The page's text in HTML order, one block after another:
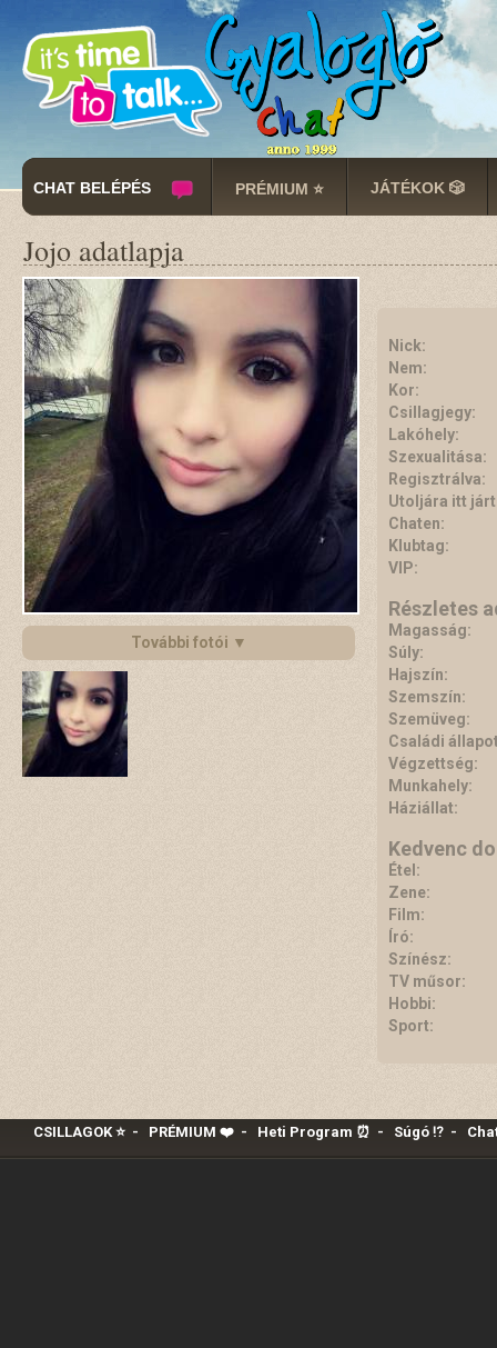
CHAT BELÉPÉS PRÉMIUM ⭐ JÁTÉKOK 🎲
Jojo adatlapja
További fotói ▼
Nick:
Nem:
Kor:
Csillagjegy:
Lakóhely:
Szexualitása:
Regisztrálva:
Utoljára itt
Chaten:
Klubtag:
VIP:
Részletes
Magasság:
Súly:
Hajszín:
Szemszín:
Szemüveg:
Családi
Végzettség:
Munkahely:
Háziállat:
Kedvenc
Étel:
Zene:
Film:
Író:
Színész:
TV műsor:
Hobbi:
Sport:
CSILLAGOK ⭐- PRÉMIUM ❤️‍- Heti Program ⏰ - Súgó ⁉️-